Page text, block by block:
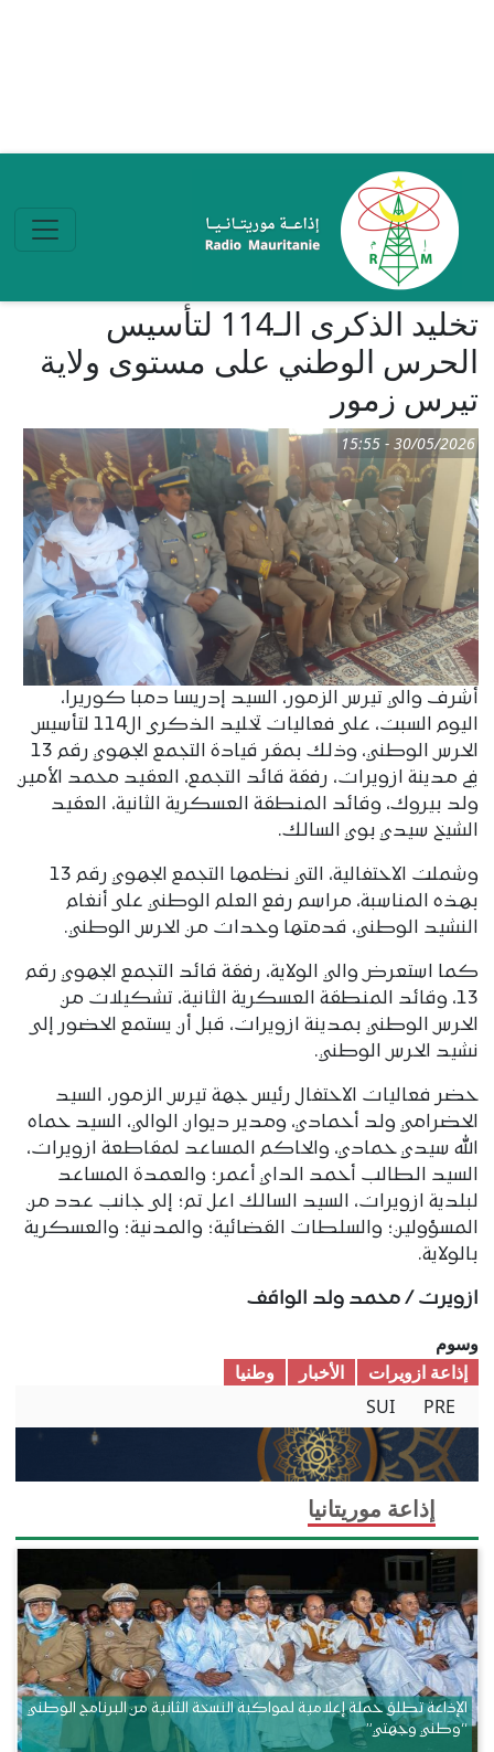
تخليد الذكرى الـ114 لتأسيس
الحرس الوطني على مستوى ولاية
تيرس زمور
30/05/2026 - 15:55
أشرف والي تيرس الزمور، السيد إدريسا دمبا كوريرا،
اليوم السبت، على فعاليات تخليد الذكرى ال114 لتأسيس
الحرس الوطني، وذلك بمقر قيادة التجمع الجهوي رقم 13
في مدينة ازويرات، رفقة قائد التجمع، العقيد محمد الأمين
ولد بيروك، وقائد المنطقة العسكرية الثانية، العقيد
الشيخ سيدي بوي السالك.
وشملت الاحتفالية، التي نظمها التجمع الجهوي رقم 13
بهذه المناسبة، مراسم رفع العلم الوطني على أنغام
النشيد الوطني، قدمتها وحدات من الحرس الوطني.
كما استعرض والي الولاية، رفقة قائد التجمع الجهوي رقم
13، وقائد المنطقة العسكرية الثانية، تشكيلات من
الحرس الوطني بمدينة ازويرات، قبل أن يستمع الحضور إلى
نشيد الحرس الوطني.
حضر فعاليات الاحتفال رئيس جهة تيرس الزمور، السيد
الحضرامي ولد أحمادي، ومدير ديوان الوالي، السيد حماه
الله سيدي حمادي، والحاكم المساعد لمقاطعة ازويرات،
السيد الطالب أحمد الداي أعمر؛ والعمدة المساعد
لبلدية ازويرات، السيد السالك اعل تم؛ إلى جانب عدد من
المسؤولين؛ والسلطات القضائية؛ والمدنية؛ والعسكرية
بالولاية.
ازويرت / محمد ولد الواقف
وسوم
إذاعة ازويرات
الأخبار
وطنیا
PRE
SUI
إذاعة موريتانيا
الإذاعة تطلق حملة إعلامية لمواكبة النسخة الثانية من البرنامج الوطني
“وطني وجهتي”